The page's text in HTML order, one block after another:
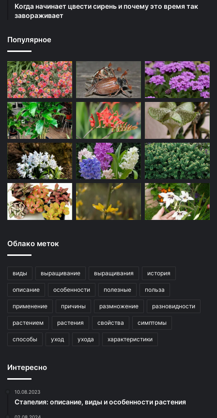
Когда начинает цвести сирень и почему это время так
завораживает
Популярное
Облако меток
виды выращивание выращивания история
описание особенности полезные польза
применение причины размножение разновидности
растением растения свойства симптомы
способы уход ухода характеристики
Интересно
10.08.2023
Стапелия: описание, виды и особенности растения